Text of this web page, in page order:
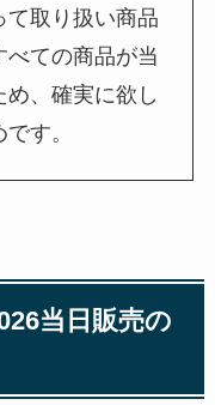
取り扱い商品
ての商品が当
め、確実に欲し
す。
当日販売の